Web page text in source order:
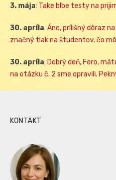
3. mája: Take blbe testy na
30. apríla: Áno, prílišný dôraz
značný tlak na študentov, čo
30. apríla: Dobrý deň, Fero,
na otázku č. 2 sme opravili.
KONTAKT